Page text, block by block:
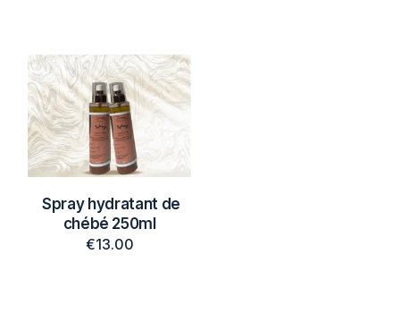
Spray hydratant de
chébé 250ml
€13.00